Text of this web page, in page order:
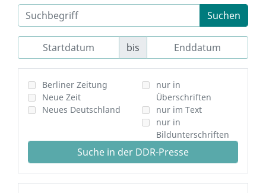
Suchen
bis
Berliner Zeitung
Neue Zeit
Neues Deutschland
nur in
Überschriften
nur im Text
nur in
Bildunterschriften
Suche in der DDR-Presse